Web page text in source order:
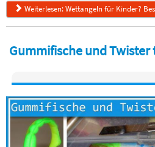
Weiterlesen: Wettangeln für Kinder?
Gummifische und Twister